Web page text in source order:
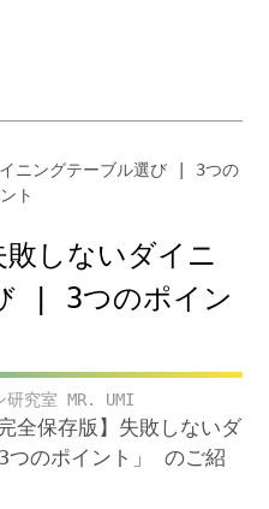
敗しないダイニ
| 3つのポイン
研究室 MR. UMI
全保存版】失敗しないダ
のポイント」 のご紹